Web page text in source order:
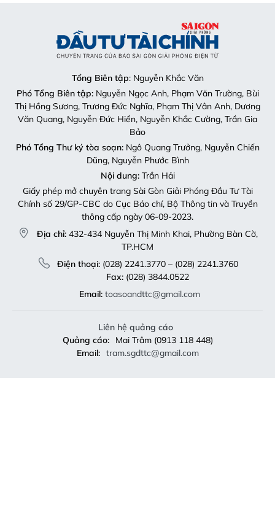
Tổng Biên tập: Nguyễn Khắc Văn
Phó Tổng Biên tập:Nguyễn Ngọc Anh, Phạm Văn Trường, Bùi
Thị Hồng Sương, Trương Đức Nghĩa, Phạm Thị Vân Anh, Dương
Văn Quang, Nguyễn Đức Hiển, Nguyễn Khắc Cường, Trần Gia
Bảo
Phó Tổng Thư ký tòa soạn:Ngô Quang Trưởng, Nguyễn Chiến
Dũng, Nguyễn Phước Bình
Nội dung:Trần Hải
Giấy phép mở chuyên trang Sài Gòn Giải Phóng Đầu Tư Tài
Chính số 29/GP-CBC do Cục Báo chí, Bộ Thông tin và Truyền
thông cấp ngày 06-09-2023.
Địa chỉ: 432-434 Nguyễn Thị Minh Khai, Phường Bàn Cờ,
TP.HCM
Điện thoại:(028) 2241.3770 – (028) 2241.3760
Fax:(028) 3844.0522
Email: toasoandttc@gmail.com
Liên hệ quảng cáo
Quảng cáo:
Mai Trâm (0913 118 448)
Email: tram.sgdttc@gmail.com